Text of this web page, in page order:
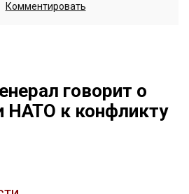
Комментировать
говорит о
НАТО к конфликту